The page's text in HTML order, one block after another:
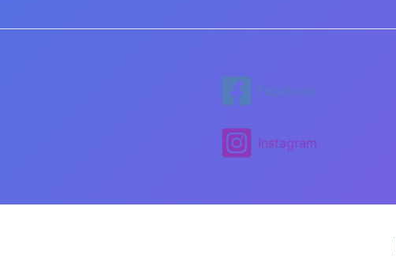
Facebook
Instagram